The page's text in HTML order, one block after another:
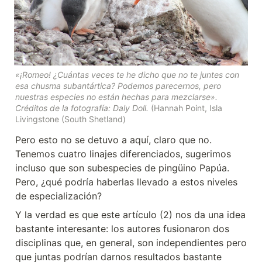
«¡Romeo! ¿Cuántas veces te he dicho que no te juntes con
esa chusma subantártica? Podemos parecernos, pero
nuestras especies no están hechas para mezclarse».
Créditos de la fotografía: Daly Doll. (Hannah Point, Isla
Livingstone (South Shetland)
Pero esto no se detuvo a aquí, claro que no.
Tenemos cuatro linajes diferenciados, sugerimos
incluso que son subespecies de pingüino Papúa.
Pero, ¿qué podría haberlas llevado a estos niveles
de especialización?
Y la verdad es que este artículo (2) nos da una idea
bastante interesante: los autores fusionaron dos
disciplinas que, en general, son independientes pero
que juntas podrían darnos resultados bastante